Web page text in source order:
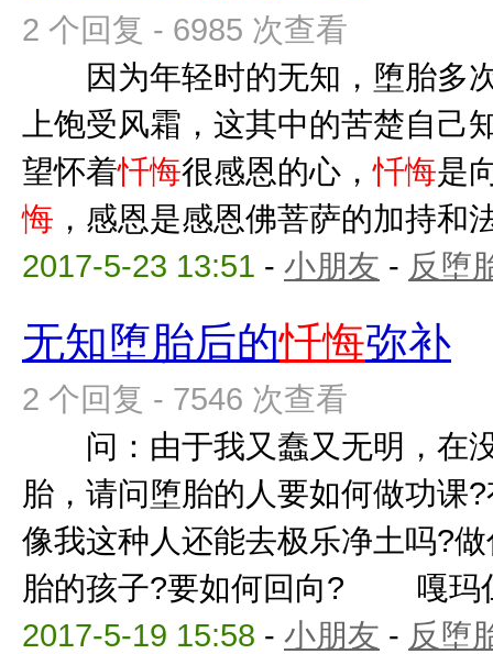
2 个回复 - 6985 次查看
因为年轻时的无知，堕胎多
上饱受风霜，这其中的苦楚自己
望怀着忏悔很感恩的心，忏悔是
悔 ，感恩是感恩佛菩萨的加持和
2017-5-23 13:51 - 小朋友 - 反堕
无知堕胎后的忏悔弥补
2 个回复 - 7546 次查看
问：由于我又蠢又无明，在
胎，请问堕胎的人要如何做功课
像我这种人还能去极乐净土吗?
胎的孩子?要如何回向? 嘎玛
2017-5-19 15:58 - 小朋友 - 反堕